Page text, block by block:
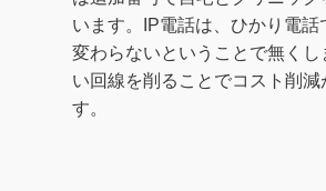
います。IP電話は、ひかり電話
変わらないということで無くし
い回線を削ることでコスト削減
す。